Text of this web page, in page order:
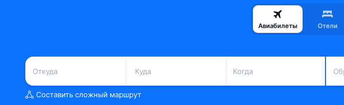
Авиабилеты Отели
Когда
Составить сложный маршрут